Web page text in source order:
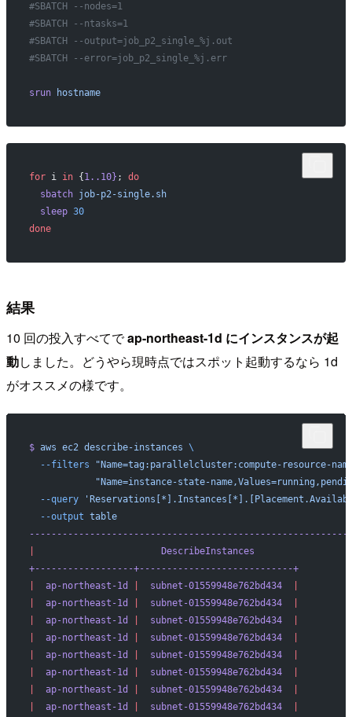
#SBATCH --nodes=1
#SBATCH --ntasks=1
#SBATCH --output=job_p2_single_%j.out
#SBATCH --error=job_p2_single_%j.err
srun hostname
for i in { 1..10} ; do
  sbatch
job-p2-single.sh
  sleep
30
done
結果
10 回の投入すべてでap-northeast-1d にインスタンスが起
動しました。どうやら現時点ではスポット起動するなら 1d
がオススメの様です。
$ aws ec2 describe-instances \
  --filters
"Name=tag:parallelcluster:compute-resource-
"Name=instance-state-
  --query
  --output
table
                       DescribeInstances
+------------------+----------------------------+
  ap-northeast-1d
  subnet-01559948e762bd434
  |
  ap-northeast-1d
  subnet-01559948e762bd434
  |
  ap-northeast-1d
  subnet-01559948e762bd434
  |
  ap-northeast-1d
  subnet-01559948e762bd434
  |
  ap-northeast-1d
  subnet-01559948e762bd434
  |
  ap-northeast-1d
  subnet-01559948e762bd434
  |
  ap-northeast-1d
  subnet-01559948e762bd434
  |
  ap-northeast-1d
  subnet-01559948e762bd434
  |